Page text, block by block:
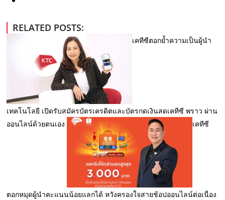
RELATED POSTS:
เคทีซีตอกย้ำความเป็นผู้นำ
เทคโนโลยี เปิดรับสมัครบัตรเครดิตและบัตรกดเงินสดเคทีซี พราว ผ่าน
ออนไลน์ด้วยตนเอง
เคทีซี
ตอกหมุดผู้นำคะแนนน้อยแลกได้ หวังครองใจสายช้อปออนไลน์ต่อเนื่อง